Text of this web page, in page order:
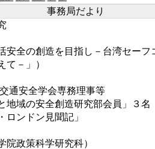
事務局だより
安全の創造を目指し－台湾セーフ
て－」）
通安全学会専務理事等
地域の安全創造研究部会員」３名
ロンドン見聞記」
院政策科学研究科）